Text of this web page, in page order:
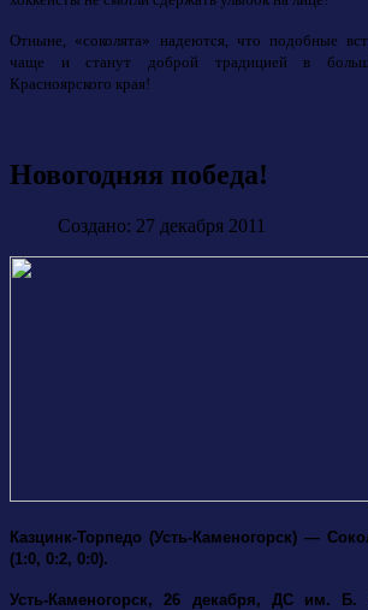
Отныне, «соколята» надеются, что подобные
чаще и станут доброй традицией в
Красноярского края!
Новогодняя победа!
Создано: 27 декабря 2011
Казцинк-Торпедо (Усть-Каменогорск) —
(1:0, 0:2, 0:0).
Усть-Каменогорск, 26 декабря, ДС им. Б.